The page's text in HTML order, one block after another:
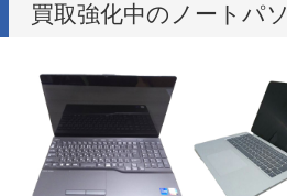
買取強化中のノートパ